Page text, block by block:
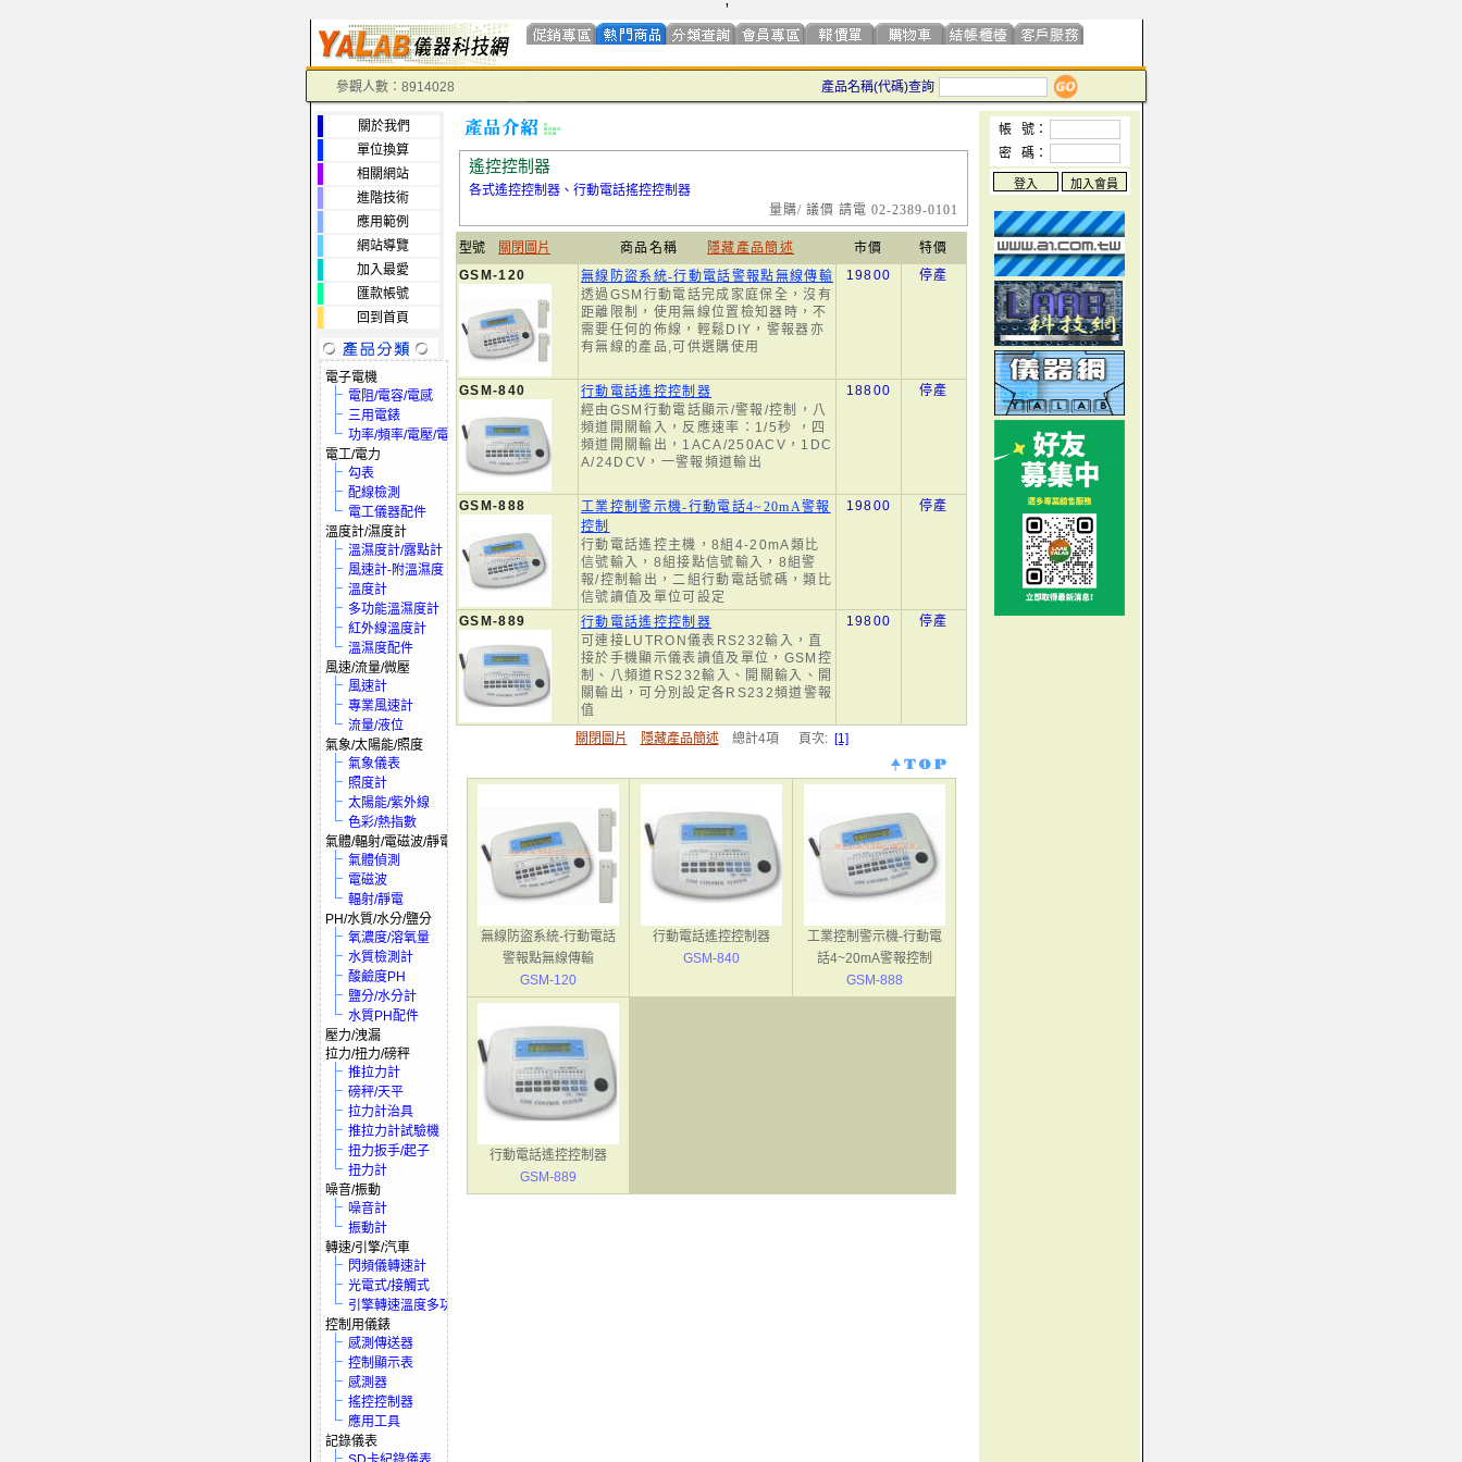
'
參觀人數：8914028 產品名稱(代碼)查詢
關於我們
單位換算
相關網站
進階技術
應用範例
網站導覽
加入最愛
匯款帳號
回到首頁
電子電機
電阻/電容/電感
三用電錶
功率/頻率/電壓/電流
電工/電力
勾表
配線檢測
電工儀器配件
溫度計/濕度計
溫濕度計/露點計
風速計-附溫濕度
溫度計
多功能溫濕度計
紅外線溫度計
溫濕度配件
風速/流量/微壓
風速計
專業風速計
流量/液位
氣象/太陽能/照度
氣象儀表
照度計
太陽能/紫外線
色彩/熱指數
氣體/輻射/電磁波/靜電
氣體偵測
電磁波
輻射/靜電
PH/水質/水分/鹽分
氧濃度/溶氧量
水質檢測計
酸鹼度PH
鹽分/水分計
水質PH配件
壓力/洩漏
拉力/扭力/磅秤
推拉力計
磅秤/天平
拉力計治具
推拉力計試驗機
扭力扳手/起子
扭力計
噪音/振動
噪音計
振動計
轉速/引擎/汽車
閃頻儀轉速計
光電式/接觸式
引擎轉速溫度多功電表
控制用儀錶
感測傳送器
控制顯示表
感測器
搖控控制器
應用工具
記錄儀表
遙控控制器
各式遙控控制器、行動電話搖控控制器
量購/ 議價 請電 02-2389-0101
型號 關閉圖片 商品名稱 隱藏產品簡述 市價
特價
GSM-120
無線防盜系統-行動電話警報點無線傳輸
透過GSM行動電話完成家庭保全，沒有
距離限制，使用無線位置檢知器時，不
需要任何的佈線，輕鬆DIY，警報器亦
有無線的產品,可供選購使用
19800 停產
GSM-840
行動電話遙控控制器
經由GSM行動電話顯示/警報/控制，八
頻道開關輸入，反應速率：1/5秒 ，四
頻道開關輸出，1ACA/250ACV，1DC
A/24DCV，一警報頻道輸出
18800 停產
GSM-888
工業控制警示機-行動電話4~20mA警報
控制
行動電話遙控主機，8組4-20mA類比
信號輸入，8組接點信號輸入，8組警
報/控制輸出，二組行動電話號碼，類比
信號讀值及單位可設定
19800 停產
GSM-889
行動電話遙控控制器
可連接LUTRON儀表RS232輸入，直
接於手機顯示儀表讀值及單位，GSM控
制、八頻道RS232輸入、開關輸入、開
關輸出，可分別設定各RS232頻道警報
值
19800 停產
關閉圖片 隱藏產品簡述總計4項 頁次: [1]
無線防盜系統-行動電話
警報點無線傳輸
GSM-120
行動電話遙控控制器
GSM-840
工業控制警示機-行動電
話4~20mA警報控制
GSM-888
行動電話遙控控制器
GSM-889
帳 號：
密 碼：